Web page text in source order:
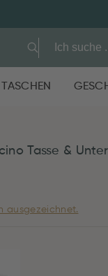
TASCHEN
Tasse &
ausgezeichnet.